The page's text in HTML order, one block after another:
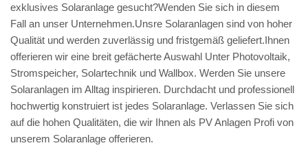
exklusives Solaranlage gesucht?Wenden Sie sich in diesem
Fall an unser Unternehmen.Unsre Solaranlagen sind von hoher
Qualität und werden zuverlässig und fristgemäß geliefert.Ihnen
offerieren wir eine breit gefächerte Auswahl Unter Photovoltaik,
Stromspeicher, Solartechnik und Wallbox. Werden Sie unsere
Solaranlagen im Alltag inspirieren. Durchdacht und professionell
hochwertig konstruiert ist jedes Solaranlage. Verlassen Sie sich
auf die hohen Qualitäten, die wir Ihnen als PV Anlagen Profi von
unserem Solaranlage offerieren.